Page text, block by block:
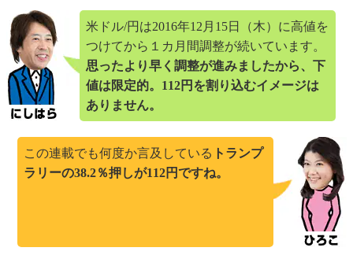
米ドル/円は2016年12月15日（木）に高値を
つけてから１カ月間調整が続いています。
思ったより早く調整が進みましたから、下
値は限定的。112円を割り込むイメージは
ありません。
この連載でも何度か言及している トランプ
ラリーの38.2％押しが112円ですね。